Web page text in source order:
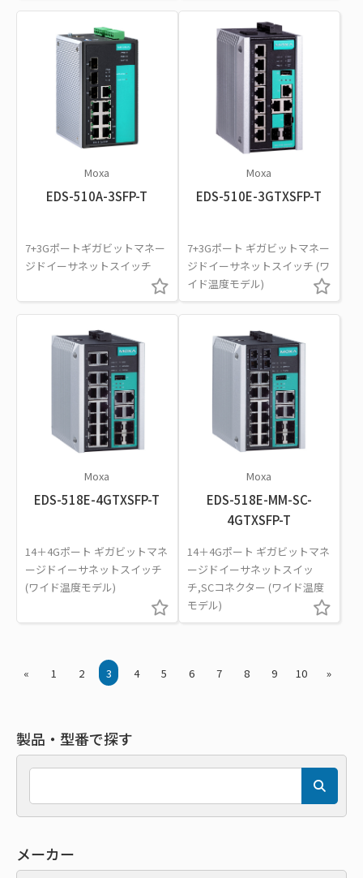
Moxa
EDS-510A-3SFP-T
7+3Gポートギガビットマネー
ジドイーサネットスイッチ
Moxa
EDS-510E-3GTXSFP-T
7+3Gポート ギガビットマネー
ジドイーサネットスイッチ (ワ
イド温度モデル)
Moxa
EDS-518E-4GTXSFP-T
14＋4Gポート ギガビットマネ
ージドイーサネットスイッチ
(ワイド温度モデル)
Moxa
EDS-518E-MM-SC-
4GTXSFP-T
14＋4Gポート ギガビットマネ
ージドイーサネットスイッ
チ,SCコネクター (ワイド温度
モデル)
« 1 2 3 4 5 6 7 8 9 10 »
製品・型番で探す
メーカー